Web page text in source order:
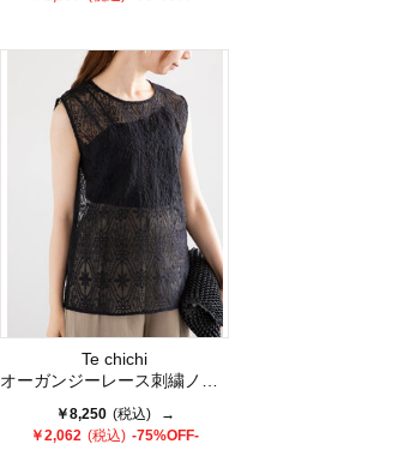
Te chichi
オーガンジーレース刺繍ノースリブラウス
￥8,250 (税込)
→
￥2,062 (税込) -75%OFF-